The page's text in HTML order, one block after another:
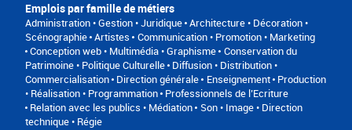
Emplois par famille de métiers
Administration • Gestion • Juridique Architecture • Décoration •
Scénographie Artistes
Communication • Promotion • Marketing
Conception web • Multimédia • Graphisme Conservation du
Patrimoine • Politique Culturelle Diffusion • Distribution •
Commercialisation Direction générale Enseignement Production
• Réalisation • Programmation Professionnels de l’Ecriture
Relation avec les publics • Médiation
Son • Image • Direction
technique • Régie